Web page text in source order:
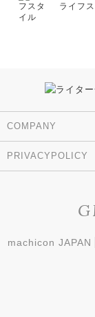
ライフ
COMPANY
PRIVACYPOLICY
machicon JAPAN